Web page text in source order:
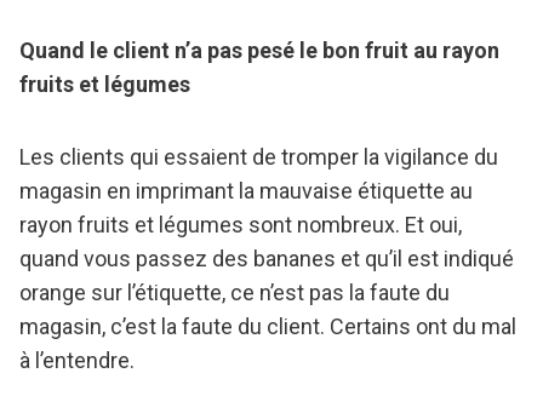
Quand le client n’a pas pesé le bon fruit au rayon
fruits et légumes
Les clients qui essaient de tromper la vigilance du
magasin en imprimant la mauvaise étiquette au
rayon fruits et légumes sont nombreux. Et oui,
quand vous passez des bananes et qu’il est indiqué
orange sur l’étiquette, ce n’est pas la faute du
magasin, c’est la faute du client. Certains ont du mal
à l’entendre.